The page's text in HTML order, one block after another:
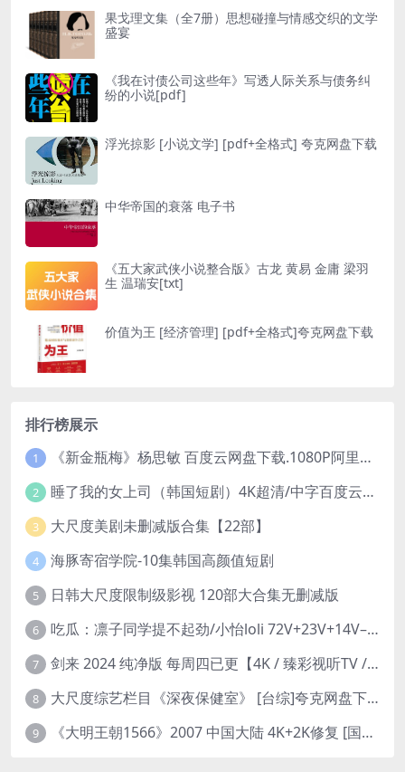
果戈理文集（全7册）思想碰撞与情感交织的文学
盛宴
《我在讨债公司这些年》写透人际关系与债务纠
纷的小说[pdf]
浮光掠影 [ 小说文学] [pdf+全格式] 夸克网盘下载
中华帝国的衰落 电子书
《五大家武侠小说整合版》古龙 黄易 金庸 梁羽
生 温瑞安[txt]
价值为王 [ 经济管理] [pdf+全格式]夸克网盘下载
排行榜展示
1 《新金瓶梅》杨思敏 百度云网盘下载.1080P阿里下载.国语中字.(1996)
2 睡了我的女上司（韩国短剧）4K超清/中字百度云网盘下载
3 大尺度美剧未删减版合集【22部】
4 海豚寄宿学院-10集韩国高颜值短剧
5 日韩大尺度限制级影视 120部大合集无删减版
6 吃瓜：凛子同学提不起劲/小怡loli 72V+23V+14V–24.02GB】
7 剑来 2024 纯净版 每周四已更【4K / 臻彩视听TV / 杜比音】附电子书百度网盘下载
8 大尺度综艺栏目《深夜保健室》 [台综]夸克网盘下载
9 《大明王朝1566》2007 中国大陆 4K+2K修复 [国语 46集 192G]